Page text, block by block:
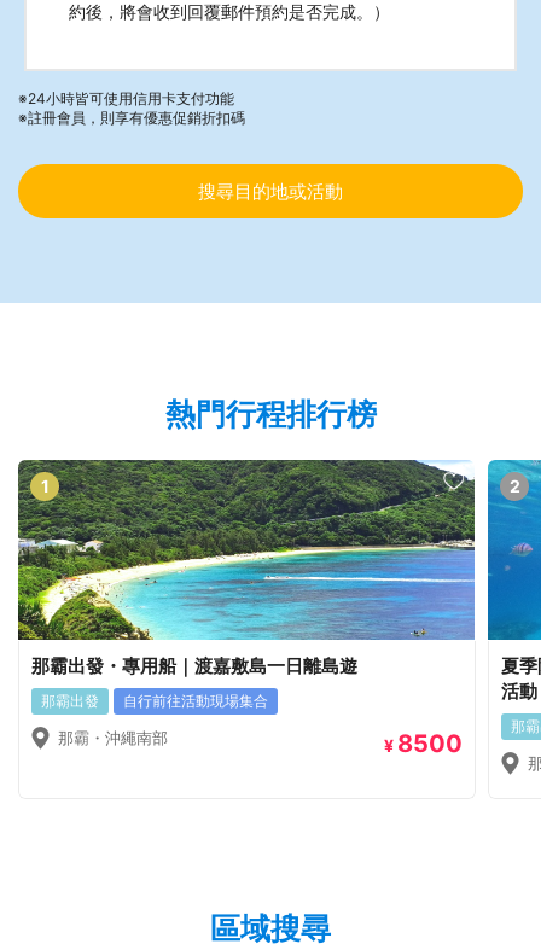
約後，將會收到回覆郵件預約是否完成。）
24小時皆可使用信用卡支付功能
註冊會員，則享有優惠促銷折扣碼
搜尋目的地或活動
熱門行程排行榜
1
那霸出發・專用船｜渡嘉敷島一日離島遊
那霸出發 自行前往活動現場集合
那霸・沖繩南部 ¥ 8500
2
夏
活動
那
區域搜尋